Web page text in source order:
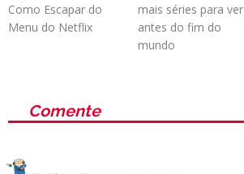
Como Escapar do
Menu do Netflix
mais séries para ver
antes do fim do
mundo
Comente